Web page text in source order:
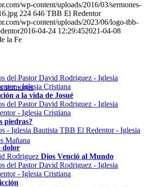
sermones
Mañana
wp-content/uploads/2016/03/sermones-
224 646 TBB El Redentor
wp-content/uploads/2023/06/logo-tbb-
2016-04-24 12:29:452021-04-08
la Fe
a la vida de Josué
piedras?
dolor
Dios Venció al Mundo